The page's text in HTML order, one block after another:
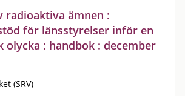
radioaktiva ämnen :
för länsstyrelser inför en
olycka : handbok : december
(SRV)